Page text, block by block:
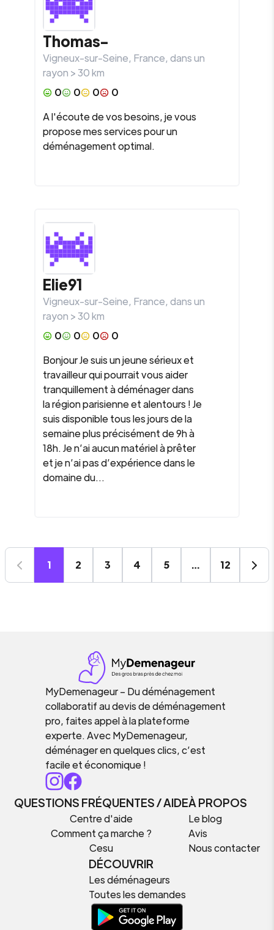
Thomas-
Vigneux-sur-Seine, France, dans un
rayon >30km
0
0 0
0
A l'écoute de vos besoins, je vous
propose mes services pour un
déménagement optimal.
Elie91
Vigneux-sur-Seine, France, dans un
rayon >30km
0
0 0
0
Bonjour Je suis un jeune sérieux et
travailleur qui pourrait vous aider
tranquillement à déménager dans
la région parisienne et alentours ! Je
suis disponible tous les jours de la
semaine plus précisément de 9h à
18h. Je n’ai aucun matériel à prêter
et je n’ai pas d’expérience dans le
domaine du...
1 2 3 4 5 … 12
MyDemenageur – Du déménagement
collaboratif au devis de déménagement
pro, faites appel à la plateforme
experte. Avec MyDemenageur,
déménager en quelques clics, c’est
facile et économique !
QUESTIONS FRÉQUENTES / AIDE
Centre d'aide
Comment ça marche ?
Cesu
À PROPOS
Le blog
Avis
Nous contacter
DÉCOUVRIR
Les déménageurs
Toutes les demandes